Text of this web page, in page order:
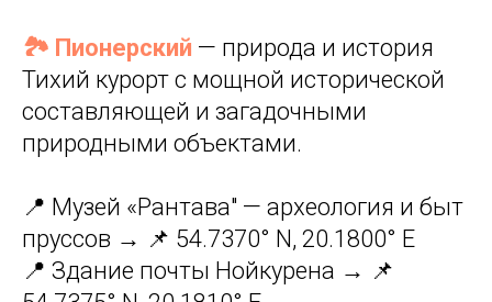
🏞️ Пионерский — природа и история
Тихий курорт с мощной исторической
составляющей и загадочными
природными объектами.
📍 Музей «Рантава" — археология и быт
пруссов → 📌 54.7370° N, 20.1800° E
📍 Здание почты Нойкурена → 📌